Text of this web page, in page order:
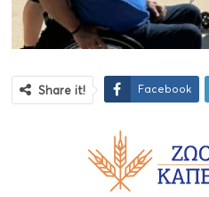
Share it! Facebook